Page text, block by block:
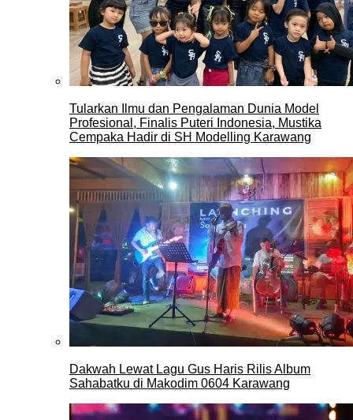
Tularkan Ilmu dan Pengalaman Dunia Model
Profesional, Finalis Puteri Indonesia, Mustika
Cempaka Hadir di SH Modelling Karawang
Dakwah Lewat Lagu Gus Haris Rilis Album
Sahabatku di Makodim 0604 Karawang